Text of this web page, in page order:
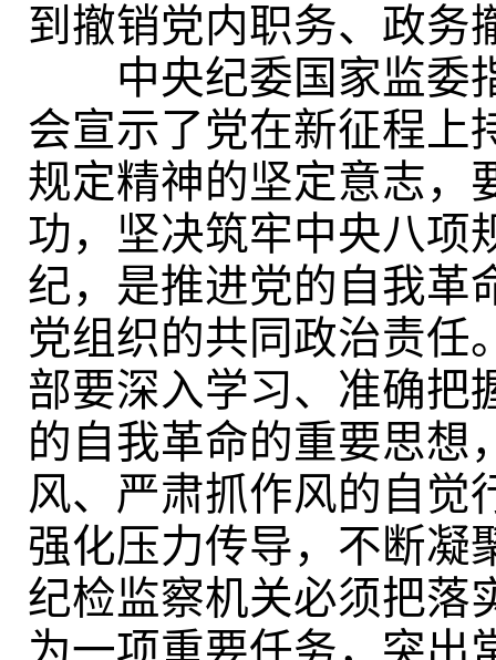
到撤销党内职务、政务
中央纪委国家监委
会宣示了党在新征程上
规定精神的坚定意志，
功，坚决筑牢中央八项
纪，是推进党的自我革
党组织的共同政治责任
部要深入学习、准确把
的自我革命的重要思想
风、严肃抓作风的自觉
强化压力传导，不断凝
纪检监察机关必须把落